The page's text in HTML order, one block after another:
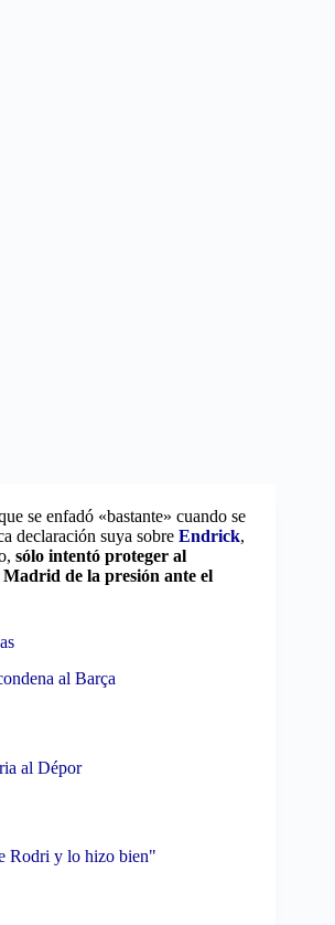
se enfadó «bastante» cuando se
declaración suya sobre Endrick,
sólo intentó proteger al
de la presión ante el
al Barça
al Dépor
Rodri y lo hizo bien"